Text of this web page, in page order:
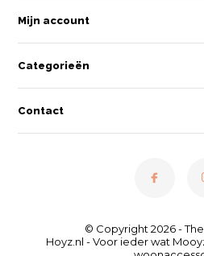
Mijn account
Categorieën
Contact
© Copyright 2026 -
Hoyz.nl - Voor ieder wat